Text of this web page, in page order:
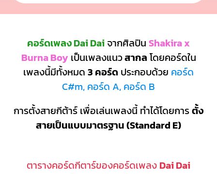
คอร์ดเพลง Dai Dai จากศิลปิน Shakira x
Burna Boy เป็นเพลงแนวสากล โดยคอร์ดใน
เพลงนี้มีทั้งหมด 3 คอร์ด ประกอบด้วย คอร์ด
C#m, คอร์ด A, คอร์ด B
การตั้งสายกีต้าร์ เพื่อเล่นเพลงนี้ ทำได้โดยการตั้ง
สายเป็นแบบมาตรฐาน (Standard E)
ตารางคอร์ดกีตาร์ของคอร์ดเพลง Dai Dai